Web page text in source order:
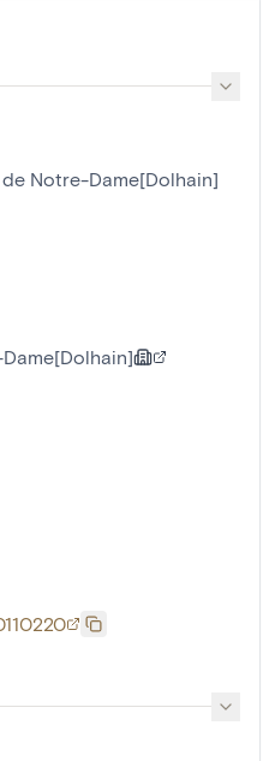
Notre-Dame[Dolhain]